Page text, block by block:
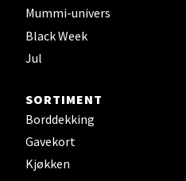
Mummi-univers
Black Week
Jul
SORTIMENT
Borddekking
Gavekort
Kjøkken
Åpent i dag 10-20
0 i butikk
Mandal - Alti